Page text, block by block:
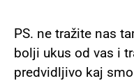
PS. ne tražite nas
bolji ukus od vas i
predvidljivo kaj